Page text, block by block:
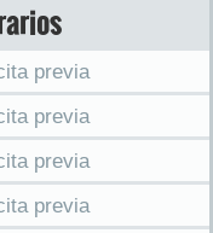
y Medicina Sexual
previa
previa
previa
previa